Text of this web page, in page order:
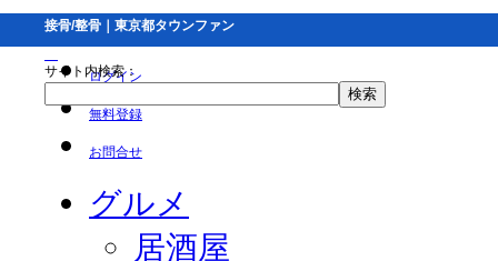
接骨/整骨｜東京都タウンファン
ログイン
無料登録
お問合せ
サイト内検索：
グルメ
居酒屋